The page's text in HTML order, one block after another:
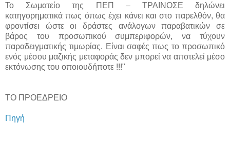
Το Σωματείο της ΠΕΠ – ΤΡΑΙΝΟΣΕ δηλώνει
κατηγορηματικά πως όπως έχει κάνει και στο παρελθόν, θα
φροντίσει ώστε οι δράστες ανάλογων παραβατικών σε
βάρος του προσωπικού συμπεριφορών, να τύχουν
παραδειγματικής τιμωρίας. Είναι σαφές πως το προσωπικό
ενός μέσου μαζικής μεταφοράς δεν μπορεί να αποτελεί μέσο
εκτόνωσης του οποιουδήποτε !!!"
ΤΟ ΠΡΟΕΔΡΕΙΟ
Πηγή